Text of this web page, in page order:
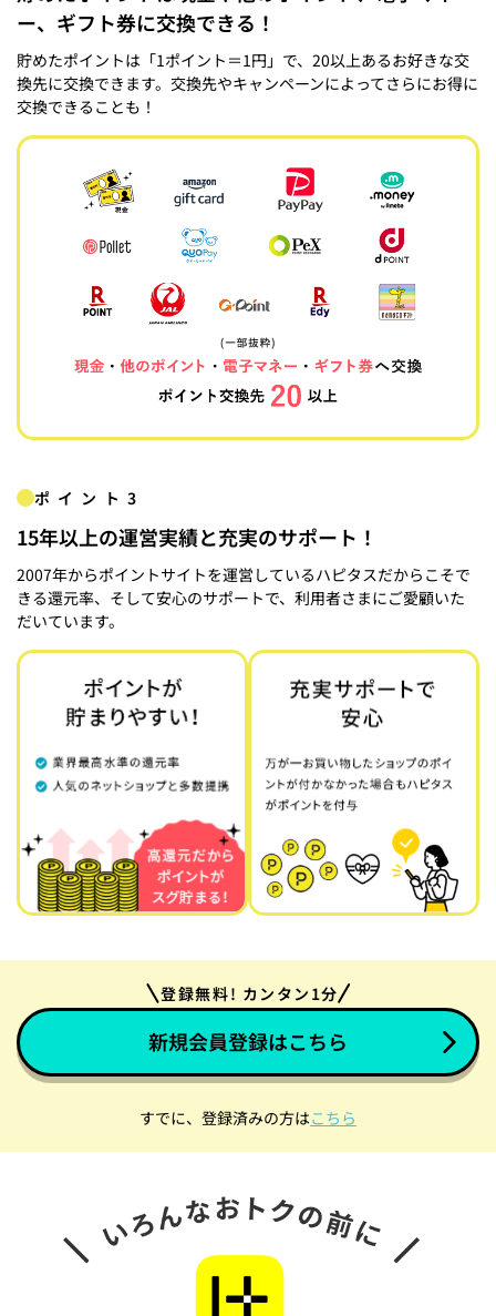
ー、ギフト券に交換できる！
貯めたポイントは「1ポイント＝1円」で、20以上あるお好きな交
換先に交換できます。交換先やキャンペーンによってさらにお得に
交換できることも！
ポイント3
15年以上の運営実績と充実のサポート！
2007年からポイントサイトを運営しているハピタスだからこそで
きる還元率、そして安心のサポートで、利用者さまにご愛顧いた
だいています。
登録無料! カンタン1分
新規会員登録はこちら
すでに、登録済みの方はこちら